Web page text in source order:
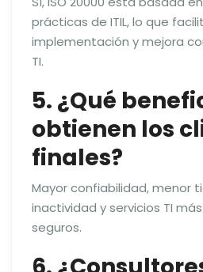
prácticas de ITIL, lo que
implementación y mejora
TI.
5. ¿Qué
obtienen los
finales?
Mayor confiabilidad, menor
inactividad y servicios TI
seguros.